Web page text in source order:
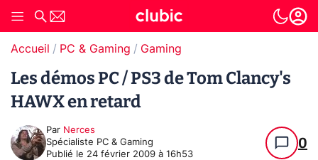
Accueil PC & Gaming Gaming
Les démos PC / PS3 de Tom Clancy's
HAWX en retard
Par Nerces
Spécialiste PC & Gaming
Publié le 24 février 2009 à 16h53
0